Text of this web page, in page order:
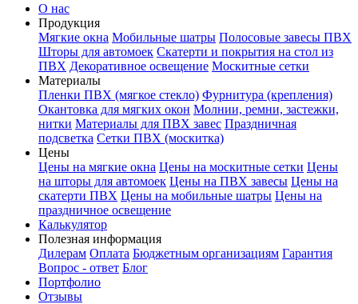
О нас
Продукция
Мягкие окна Мобильные шатры Полосовые завесы ПВХ
Шторы для автомоек Скатерти и покрытия на стол из
ПВХ Декоративное освещение Москитные сетки
Материалы
Пленки ПВХ (мягкое стекло) Фурнитура (крепления)
Окантовка для мягких окон Молнии, ремни, застежки,
нитки Материалы для ПВХ завес Праздничная
подсветка Сетки ПВХ (москитка)
Цены
Цены на мягкие окна Цены на москитные сетки Цены
на шторы для автомоек Цены на ПВХ завесы Цены на
скатерти ПВХ Цены на мобильные шатры Цены на
праздничное освещение
Калькулятор
Полезная информация
Дилерам Оплата Бюджетным организациям Гарантия
Вопрос - ответ Блог
Портфолио
Отзывы